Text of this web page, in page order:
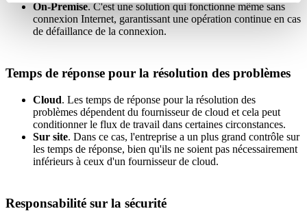
On-Premise. C'est une solution qui fonctionne même sans
connexion Internet, garantissant une opération continue en cas
de défaillance de la connexion.
Temps de réponse pour la résolution des problèmes
Cloud. Les temps de réponse pour la résolution des
problèmes dépendent du fournisseur de cloud et cela peut
conditionner le flux de travail dans certaines circonstances.
Sur site. Dans ce cas, l'entreprise a un plus grand contrôle sur
les temps de réponse, bien qu'ils ne soient pas nécessairement
inférieurs à ceux d'un fournisseur de cloud.
Responsabilité sur la sécurité